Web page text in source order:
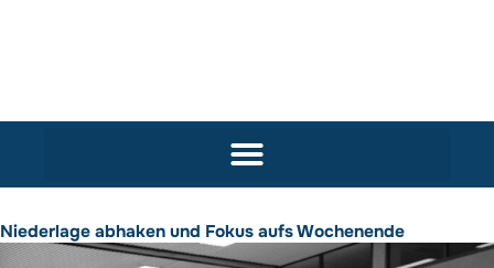
Niederlage abhaken und Fokus aufs Wochenende